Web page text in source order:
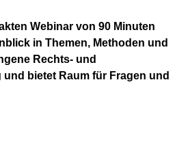
Webinar von 90 Minuten
in Themen, Methoden und
Rechts- und
bietet Raum für Fragen und